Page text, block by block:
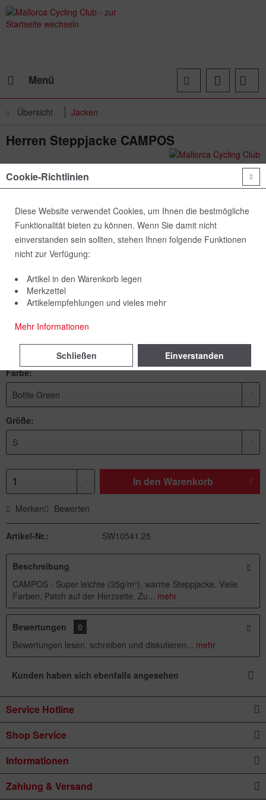
Menü
Übersicht Jacken
Herren Steppjacke CAMPOS
89,00 € *
Farbe:
Größe:
In den Warenkorb
Merken Bewerten
Artikel-Nr.: SW10541.25
Beschreibung
CAMPOS - Super leichte (35g/m²), warme Steppjacke. Viele
Farben, Patch auf der Herzseite. Zu... mehr
Bewertungen
0
Bewertungen lesen, schreiben und diskutieren... mehr
Kunden haben sich ebenfalls angesehen
Service Hotline
Shop Service
Informationen
Zahlung & Versand
Cookie-Richtlinien
Diese Website verwendet Cookies, um Ihnen die bestmögliche
Funktionalität bieten zu können. Wenn Sie damit nicht
einverstanden sein sollten, stehen Ihnen folgende Funktionen
nicht zur Verfügung:
Artikel in den Warenkorb legen
Merkzettel
Artikelempfehlungen und vieles mehr
Mehr Informationen
Einverstanden
Schließen